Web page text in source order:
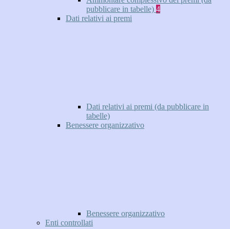
pubblicare in tabelle) 4
Dati relativi ai premi
Dati relativi ai premi (da pubblicare in
tabelle)
Benessere organizzativo
Benessere organizzativo
Enti controllati